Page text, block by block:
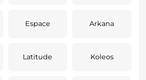
Espace Arkana
Latitude Koleos